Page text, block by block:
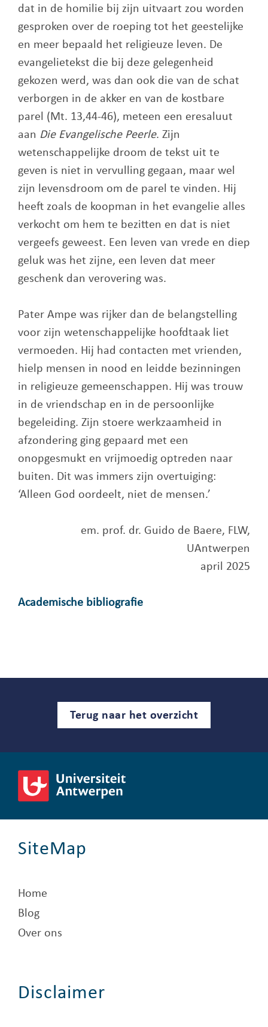
dat in de homilie bij zijn uitvaart zou worden
gesproken over de roeping tot het geestelijke
en meer bepaald het religieuze leven. De
evangelietekst die bij deze gelegenheid
gekozen werd, was dan ook die van de schat
verborgen in de akker en van de kostbare
parel (Mt. 13,44-46), meteen een eresaluut
aan Die Evangelische Peerle. Zijn
wetenschappelijke droom de tekst uit te
geven is niet in vervulling gegaan, maar wel
zijn levensdroom om de parel te vinden. Hij
heeft zoals de koopman in het evangelie alles
verkocht om hem te bezitten en dat is niet
vergeefs geweest. Een leven van vrede en diep
geluk was het zijne, een leven dat meer
geschenk dan verovering was.
Pater Ampe was rijker dan de belangstelling
voor zijn wetenschappelijke hoofdtaak liet
vermoeden. Hij had contacten met vrienden,
hielp mensen in nood en leidde bezinningen
in religieuze gemeenschappen. Hij was trouw
in de vriendschap en in de persoonlijke
begeleiding. Zijn stoere werkzaamheid in
afzondering ging gepaard met een
onopgesmukt en vrijmoedig optreden naar
buiten. Dit was immers zijn overtuiging:
‘Alleen God oordeelt, niet de mensen.’
em. prof. dr. Guido de Baere, FLW,
UAntwerpen
april 2025
Academische bibliografie
Terug naar het overzicht
SiteMap
Home
Blog
Over ons
Disclaimer